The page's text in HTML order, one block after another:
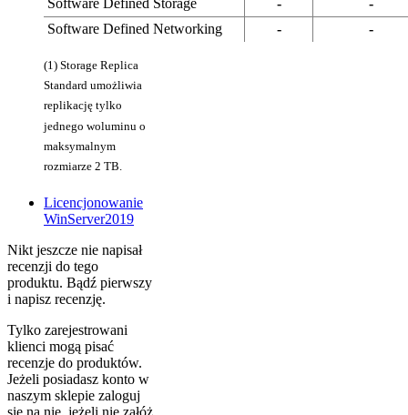
Software Defined Networking
- -
(1) Storage Replica
Standard umożliwia
replikację tylko
jednego woluminu o
maksymalnym
rozmiarze 2 TB.
Licencjonowanie
WinServer2019
Nikt jeszcze nie napisał
recenzji do tego
produktu. Bądź pierwszy
i napisz recenzję.
Tylko zarejestrowani
klienci mogą pisać
recenzje do produktów.
Jeżeli posiadasz konto w
naszym sklepie zaloguj
się na nie, jeżeli nie załóż